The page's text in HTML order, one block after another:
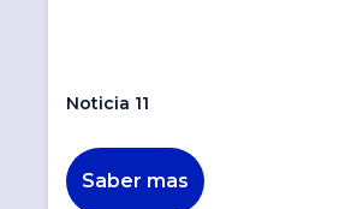
Noticia 11
Saber mas